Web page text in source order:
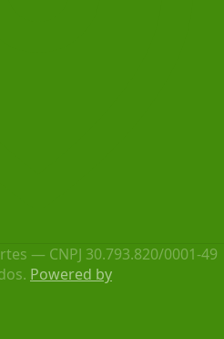
— CNPJ 30.793.820/0001-49
Powered by